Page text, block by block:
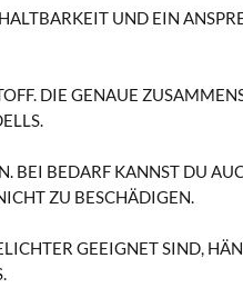
UND EIN
DIE GENAUE
BEI BEDARF KANNST DU
ZU BESCHÄDIGEN.
GEEIGNET SIND,